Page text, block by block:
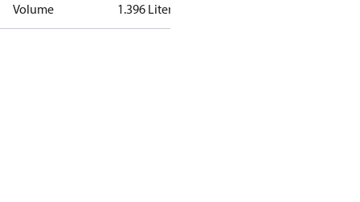
Volume 1.396 Liter